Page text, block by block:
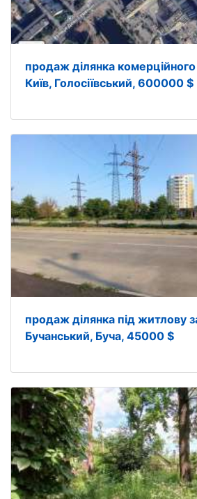
продаж ділянка
Київ, Голосіївський, 600000 $
продаж ділянка під житлову
Бучанський, Буча, 45000 $